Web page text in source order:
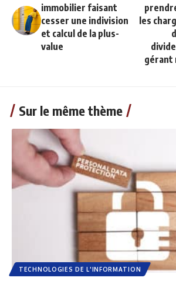
immobilier faisant
cesser une indivision
et calcul de la plus-
value
les
gérant
Sur le même thème
TECHNOLOGIES DE L'INFORMATION